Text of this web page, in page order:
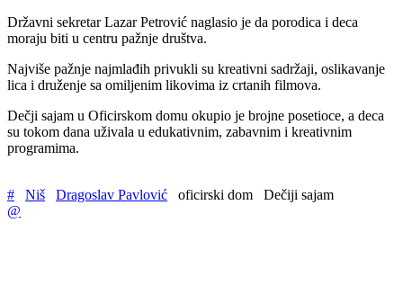
Državni sekretar Lazar Petrović naglasio je da porodica i deca
moraju biti u centru pažnje društva.
Najviše pažnje najmlađih privukli su kreativni sadržaji, oslikavanje
lica i druženje sa omiljenim likovima iz crtanih filmova.
Dečji sajam u Oficirskom domu okupio je brojne posetioce, a deca
su tokom dana uživala u edukativnim, zabavnim i kreativnim
programima.
# Niš Dragoslav Pavlović oficirski dom
Dečiji sajam
@